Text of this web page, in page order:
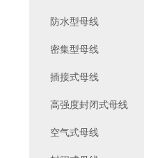
防水型母线
密集型母线
插接式母线
高强度封闭式母线
空气式母线